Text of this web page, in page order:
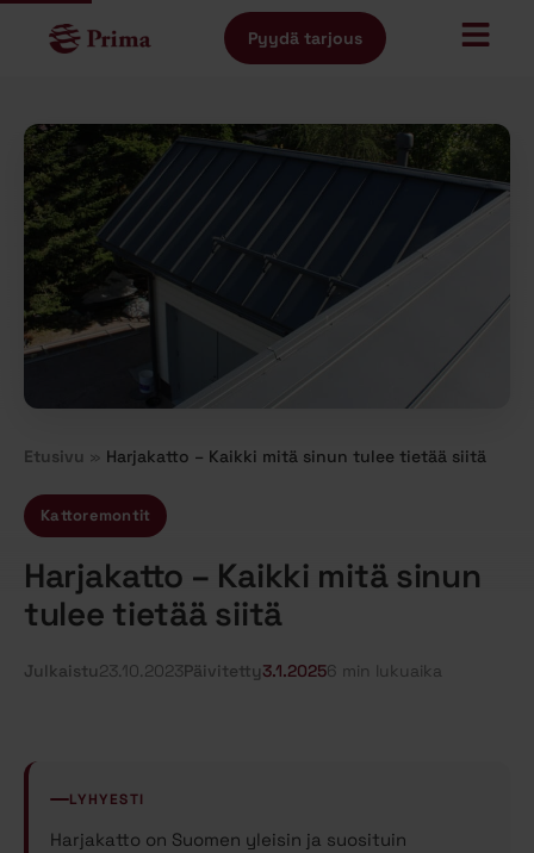
Pyydä tarjous
Etusivu » Harjakatto – Kaikki mitä sinun tulee tietää siitä
Kattoremontit
Harjakatto – Kaikki mitä sinun
tulee tietää siitä
Julkaistu23.10.2023Päivitetty3.1.20256 min lukuaika
LYHYESTI
Harjakatto on Suomen yleisin ja suosituin